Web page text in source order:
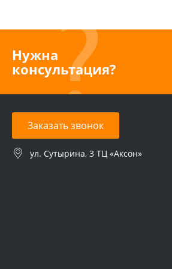
Нужна
консультация?
Заказать звонок
ул. Сутырина, 3 ТЦ «Аксон»